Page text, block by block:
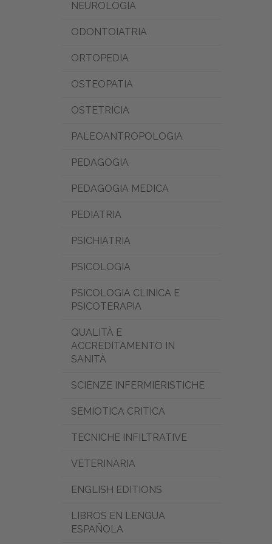
NEUROLOGIA
ODONTOIATRIA
ORTOPEDIA
OSTEOPATIA
OSTETRICIA
PALEOANTROPOLOGIA
PEDAGOGIA
PEDAGOGIA MEDICA
PEDIATRIA
PSICHIATRIA
PSICOLOGIA
PSICOLOGIA CLINICA E
PSICOTERAPIA
QUALITÀ E
ACCREDITAMENTO IN
SANITÀ
SCIENZE INFERMIERISTICHE
SEMIOTICA CRITICA
TECNICHE INFILTRATIVE
VETERINARIA
ENGLISH EDITIONS
LIBROS EN LENGUA
ESPAÑOLA